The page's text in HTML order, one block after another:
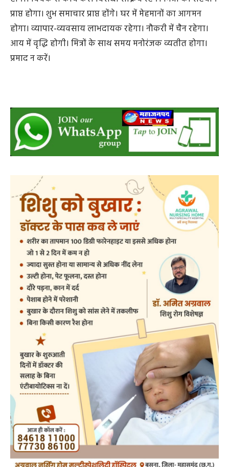
मीन(दी, दू, थ, झ, ञ, दे, दो, चा, ची) : आत्मविश्वास में वृद्धि
होगी। विवेक से कार्य करें। विरोधी सक्रिय रहेंगे। मित्रों का सहयोग
प्राप्त होगा। शुभ समाचार प्राप्त होंगे। घर में मेहमानों का आगमन
होगा। व्यापार-व्यवसाय लाभदायक रहेगा। नौकरी में चैन रहेगा।